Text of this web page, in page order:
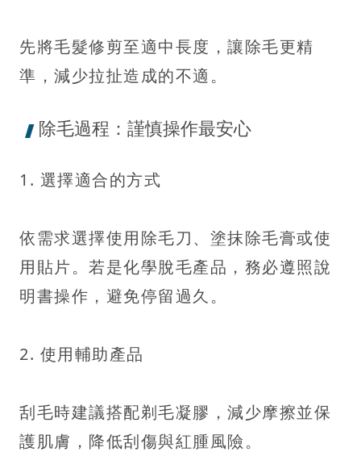
先將毛髮修剪至適中長度，讓除毛更精
準，減少拉扯造成的不適。
除毛過程：謹慎操作最安心
1. 選擇適合的方式
依需求選擇使用除毛刀、塗抹除毛膏或使
用貼片。若是化學脫毛產品，務必遵照說
明書操作，避免停留過久。
2. 使用輔助產品
刮毛時建議搭配剃毛凝膠，減少摩擦並保
護肌膚，降低刮傷與紅腫風險。